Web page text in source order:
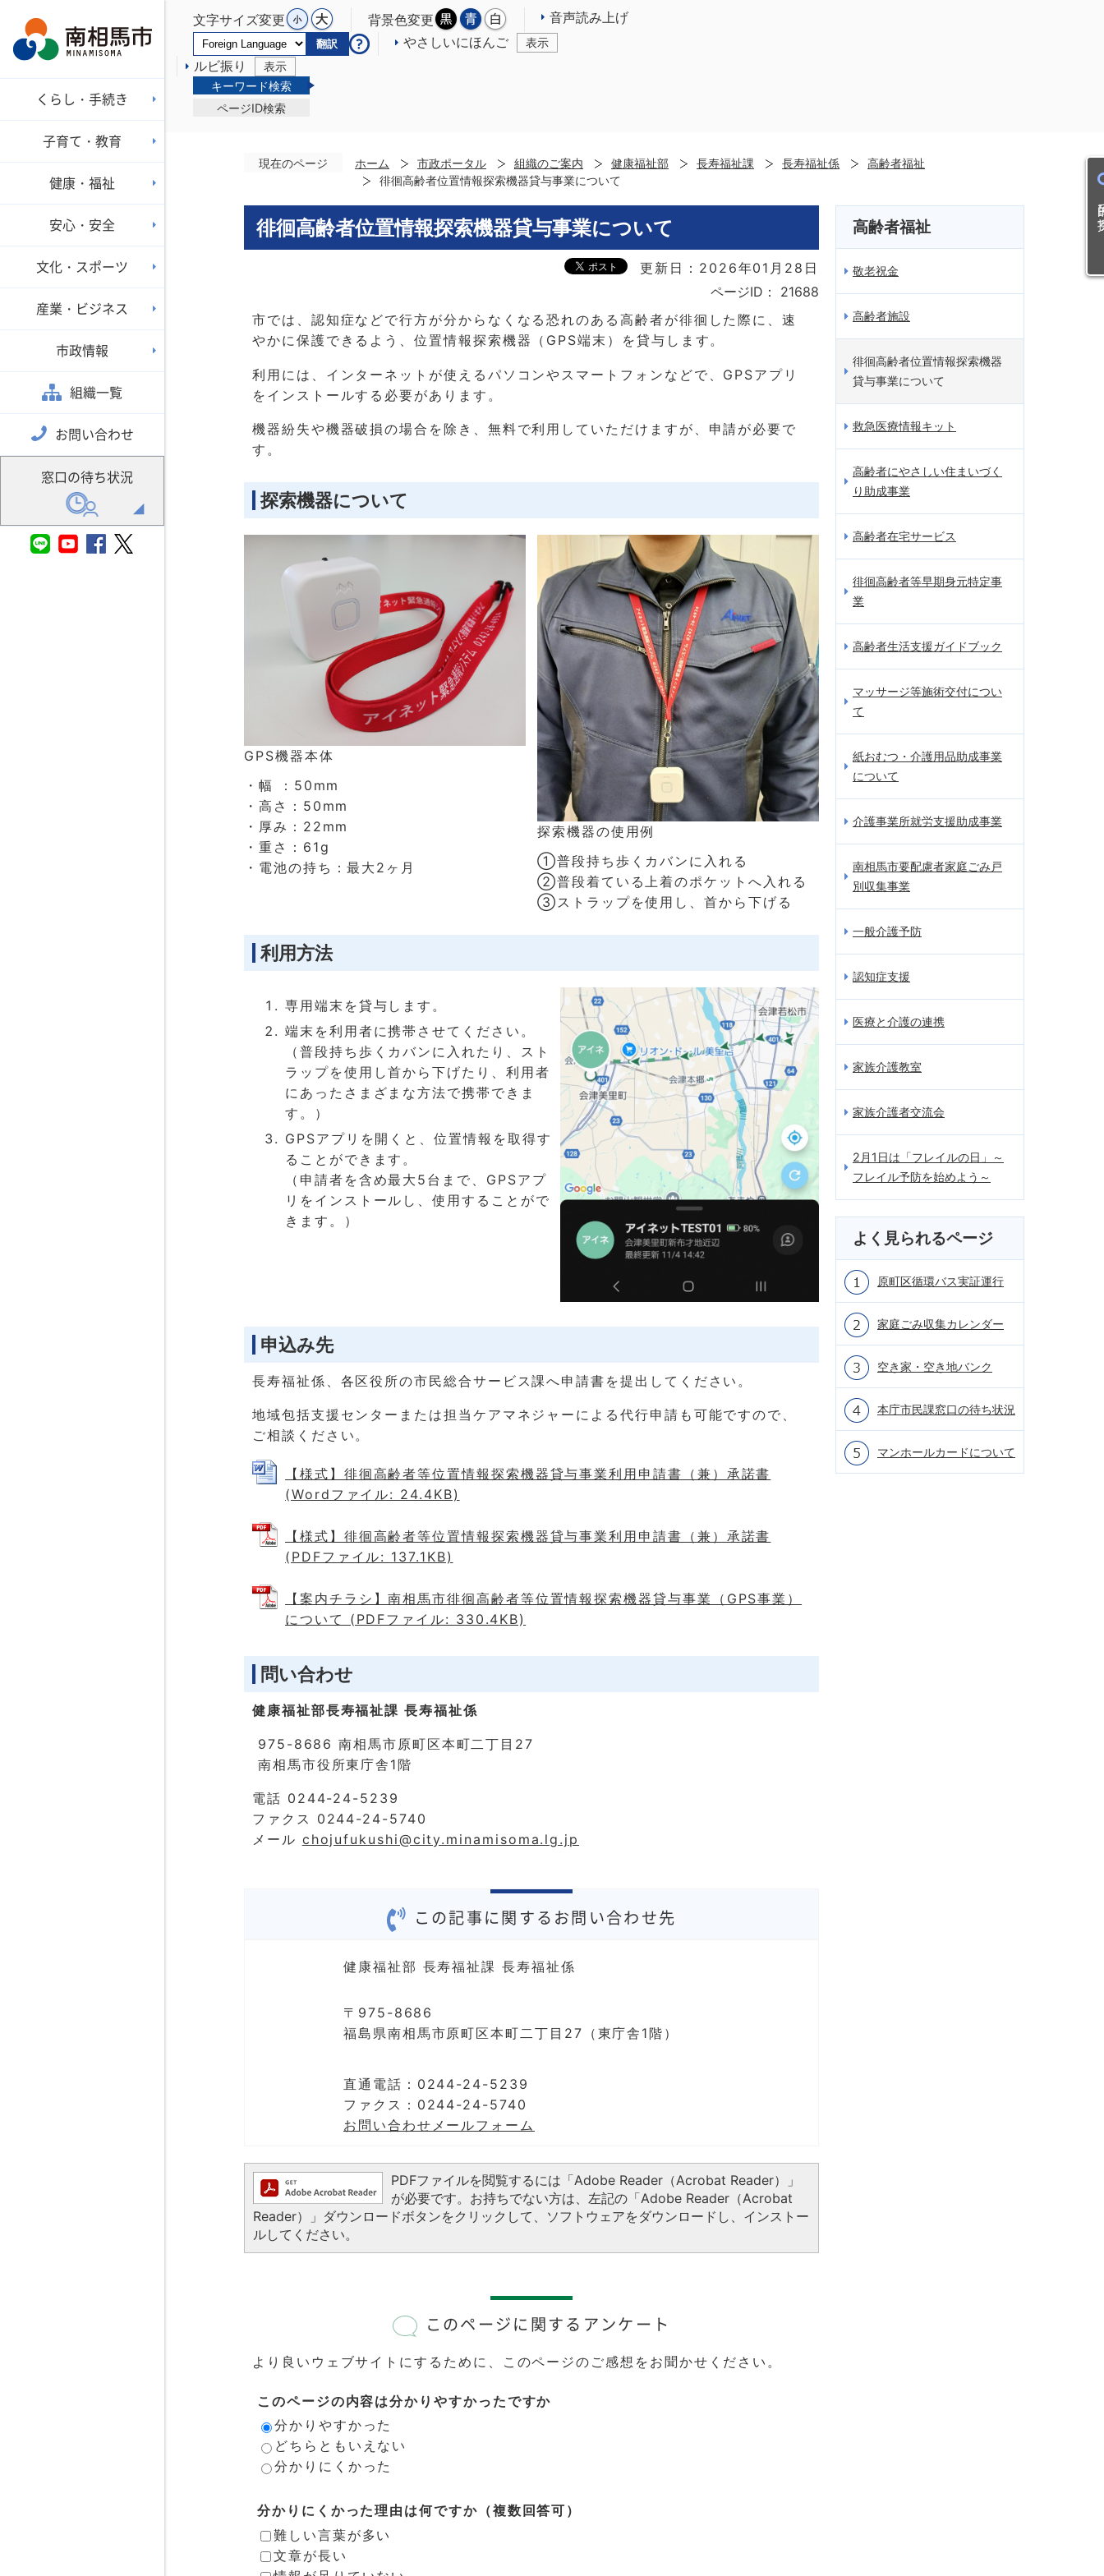
文字サイズ変更 背景色変更 音声読み上げ
翻訳 やさしいにほんご 表示
ルビ振り
表示
キーワード検索
ページID検索
くらし・手続き
子育て・教育
健康・福祉
安心・安全
文化・スポーツ
産業・ビジネス
市政情報
組織一覧
お問い合わせ
窓口の待ち状況
目
現在のページ ホーム 市政ポータル 組織のご案内 健康福祉部 長寿福祉課 長寿福祉係
高齢者福祉
徘徊高齢者位置情報探索機器貸与事業について
徘徊高齢者位置情報探索機器貸与事業について
更新日：2026年01月28日
ページID：
21688
市では、認知症などで行方が分からなくなる恐れのある高齢者が徘徊した際に、速
やかに保護できるよう、位置情報探索機器（GPS端末）を貸与します。
利用には、インターネットが使えるパソコンやスマートフォンなどで、GPSアプリ
をインストールする必要があります。
機器紛失や機器破損の場合を除き、無料で利用していただけますが、申請が必要で
す。
探索機器について
GPS機器本体
・幅 ：50mm
・高さ：50mm
・厚み：22mm
・重さ：61g
・電池の持ち：最大2ヶ月
探索機器の使用例
①普段持ち歩くカバンに入れる
②普段着ている上着のポケットへ入れる
③ストラップを使用し、首から下げる
利用方法
専用端末を貸与します。
端末を利用者に携帯させてください。
（普段持ち歩くカバンに入れたり、スト
ラップを使用し首から下げたり、利用者
にあったさまざまな方法で携帯できま
す。）
GPSアプリを開くと、位置情報を取得す
ることができます。
（申請者を含め最大5台まで、GPSアプ
リをインストールし、使用することがで
きます。）
申込み先
長寿福祉係、各区役所の市民総合サービス課へ申請書を提出してください。
地域包括支援センターまたは担当ケアマネジャーによる代行申請も可能ですので、
ご相談ください。
【様式】徘徊高齢者等位置情報探索機器貸与事業利用申請書（兼）承諾書
(Wordファイル: 24.4KB)
【様式】徘徊高齢者等位置情報探索機器貸与事業利用申請書（兼）承諾書
(PDFファイル: 137.1KB)
【案内チラシ】南相馬市徘徊高齢者等位置情報探索機器貸与事業（GPS事業）
について (PDFファイル: 330.4KB)
問い合わせ
健康福祉部長寿福祉課 長寿福祉係
975-8686 南相馬市原町区本町二丁目27
南相馬市役所東庁舎1階
電話 0244-24-5239
ファクス 0244-24-5740
メール chojufukushi@city.minamisoma.lg.jp
この記事に関するお問い合わせ先
健康福祉部 長寿福祉課 長寿福祉係
〒975-8686
福島県南相馬市原町区本町二丁目27（東庁舎1階）
直通電話：0244-24-5239
ファクス：0244-24-5740
お問い合わせメールフォーム
PDFファイルを閲覧するには「Adobe Reader（Acrobat Reader）」
が必要です。お持ちでない方は、左記の「Adobe Reader（Acrobat
Reader）」ダウンロードボタンをクリックして、ソフトウェアをダウンロードし、インストー
ルしてください。
このページに関するアンケート
より良いウェブサイトにするために、このページのご感想をお聞かせください。
このページの内容は分かりやすかったですか
分かりやすかった
どちらともいえない
分かりにくかった
分かりにくかった理由は何ですか（複数回答可）
難しい言葉が多い
文章が長い
高齢者福祉
敬老祝金
高齢者施設
徘徊高齢者位置情報探索機器
貸与事業について
救急医療情報キット
高齢者にやさしい住まいづく
り助成事業
高齢者在宅サービス
徘徊高齢者等早期身元特定事
業
高齢者生活支援ガイドブック
マッサージ等施術交付につい
て
紙おむつ・介護用品助成事業
について
介護事業所就労支援助成事業
南相馬市要配慮者家庭ごみ戸
別収集事業
一般介護予防
認知症支援
医療と介護の連携
家族介護教室
家族介護者交流会
2月1日は「フレイルの日」～
フレイル予防を始めよう～
よく見られるページ
原町区循環バス実証運行
家庭ごみ収集カレンダー
空き家・空き地バンク
本庁市民課窓口の待ち状況
マンホールカードについて